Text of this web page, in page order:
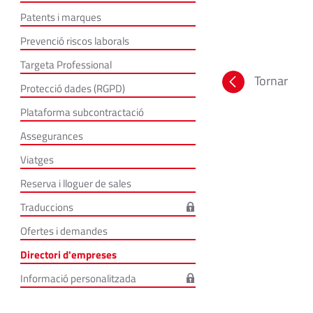
Patents i marques
Prevenció riscos laborals
Targeta Professional
Protecció dades (RGPD)
Plataforma subcontractació
Assegurances
Viatges
Reserva i lloguer de sales
Traduccions
Ofertes i demandes
Directori d'empreses
Informació personalitzada
Tornar